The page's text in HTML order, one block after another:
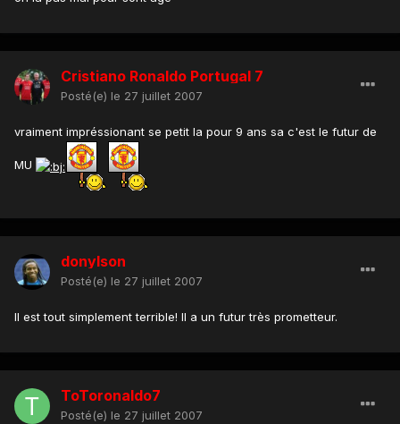
Cristiano Ronaldo Portugal 7
Posté(e) le 27 juillet 2007
vraiment impréssionant se petit la pour 9 ans sa c'est le futur de
MU
donylson
Posté(e) le 27 juillet 2007
Il est tout simplement terrible! Il a un futur très prometteur.
ToToronaldo7
Posté(e) le 27 juillet 2007